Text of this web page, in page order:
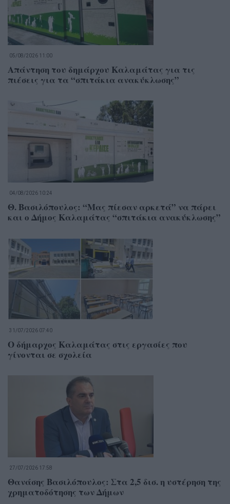
05/08/2026 11:00
Απάντηση του δημάρχου Καλαμάτας για τις
πιέσεις για τα “σπιτάκια ανακύκλωσης”
04/08/2026 10:24
Θ. Βασιλόπουλος: “Μας πίεσαν αρκετά” να πάρει
και ο Δήμος Καλαμάτας “σπιτάκια ανακύκλωσης”
31/07/2026 07:40
Ο δήμαρχος Καλαμάτας στις εργασίες που
γίνονται σε σχολεία
27/07/2026 17:58
Θανάσης Βασιλόπουλος: Στα 2,5 δισ. η υστέρηση της
χρηματοδότησης των Δήμων